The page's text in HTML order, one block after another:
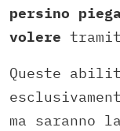
persino
volere
Queste
ma saranno